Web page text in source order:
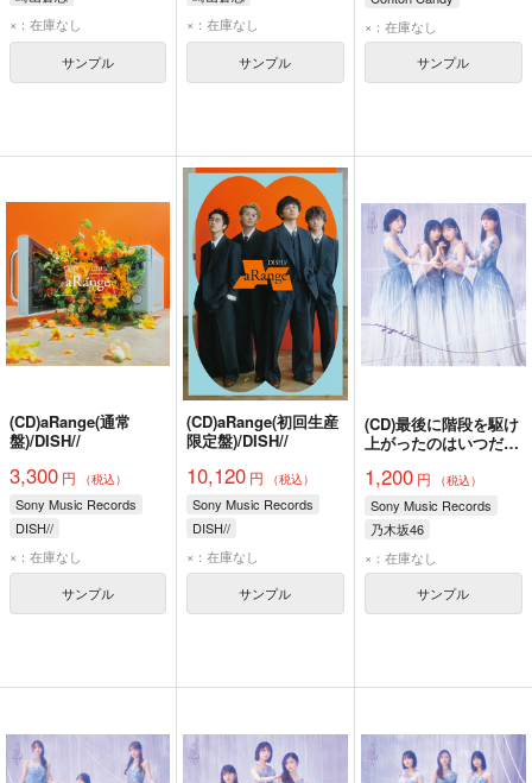
×：在庫なし
サンプル
×：在庫なし
サンプル
×：在庫なし
サンプル
(CD)aRange(通常
盤)/DISH//
3,300 円 （税込）
Sony Music Records
DISH//
×：在庫なし
サンプル
(CD)aRange(初回生産
限定盤)/DISH//
10,120 円 （税込）
Sony Music Records
DISH//
×：在庫なし
サンプル
(CD)最後に階段を駆け
上がったのはいつだ？
1,200円 （税込）
Sony Music Records
乃木坂46
×：在庫なし
サンプル